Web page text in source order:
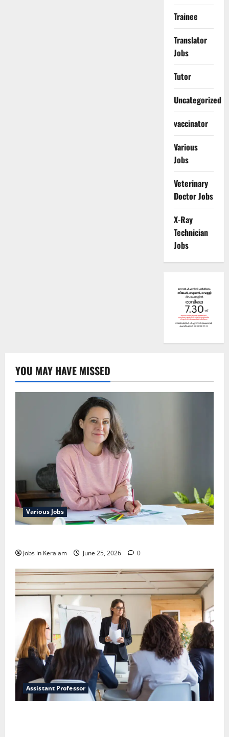
Trainee
Translator
Jobs
Tutor
Uncategorized
vaccinator
Various
Jobs
Veterinary
Doctor Jobs
X-Ray
Technician
Jobs
YOU MAY HAVE MISSED
Various Jobs
Jobs in Keralam June 25, 2026 0
Assistant Professor